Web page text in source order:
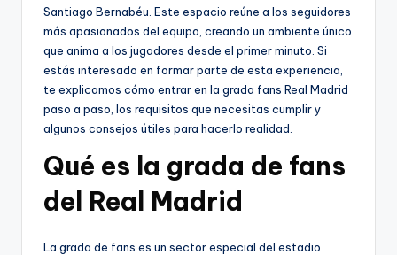
Santiago Bernabéu. Este espacio reúne a los seguidores
más apasionados del equipo, creando un ambiente único
que anima a los jugadores desde el primer minuto. Si
estás interesado en formar parte de esta experiencia,
te explicamos cómo entrar en la grada fans Real Madrid
paso a paso, los requisitos que necesitas cumplir y
algunos consejos útiles para hacerlo realidad.
Qué es la grada de fans
del Real Madrid
La grada de fans es un sector especial del estadio